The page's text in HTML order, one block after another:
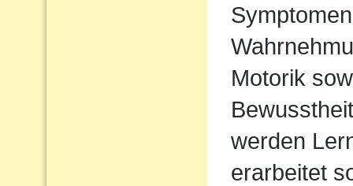
Motorik
werden
erarbeitet